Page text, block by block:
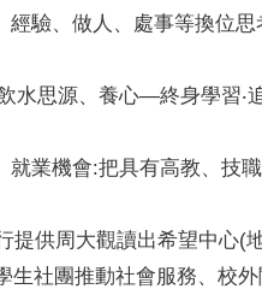
經驗、做人、處事等換位
水思源、養心—終身學習‧
就業機會:把具有高教、技
供周大觀讀出希望中心(
生社團推動社會服務、校